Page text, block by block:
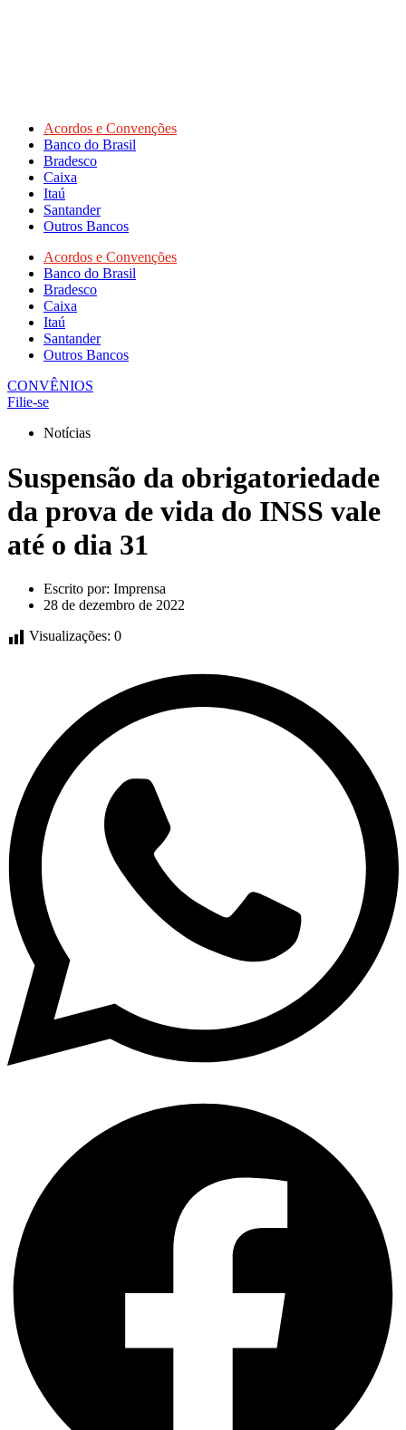
Acordos e Convenções
Banco do Brasil
Bradesco
Caixa
Itaú
Santander
Outros Bancos
Acordos e Convenções
Banco do Brasil
Bradesco
Caixa
Itaú
Santander
Outros Bancos
CONVÊNIOS
Filie-se
Notícias
Suspensão da obrigatoriedade
da prova de vida do INSS vale
até o dia 31
Escrito por: Imprensa
28 de dezembro de 2022
Visualizações: 0